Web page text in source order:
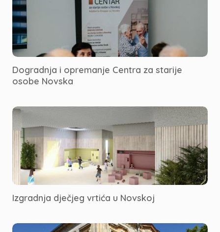
Dogradnja i opremanje Centra za starije
osobe Novska
Izgradnja dječjeg vrtića u Novskoj